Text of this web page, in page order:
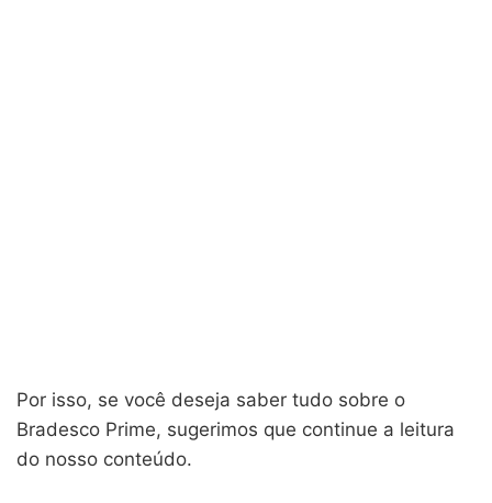
Por isso, se você deseja saber tudo sobre o
Bradesco Prime, sugerimos que continue a leitura
do nosso conteúdo.